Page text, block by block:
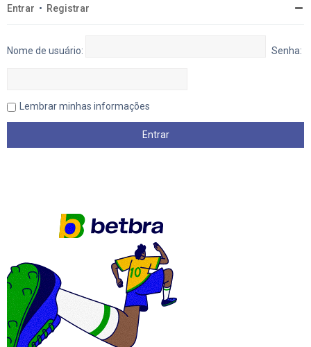
Entrar • Registrar
Nome de usuário: Senha:
Lembrar minhas informações